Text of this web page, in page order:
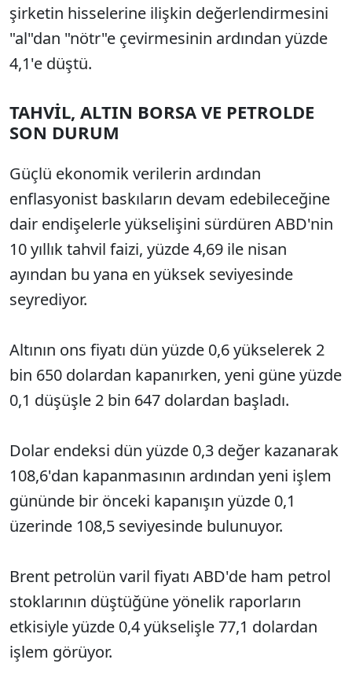
şirketin hisselerine ilişkin değerlendirmesini
"al"dan "nötr"e çevirmesinin ardından yüzde
4,1'e düştü.
TAHVİL, ALTIN BORSA VE PETROLDE
SON DURUM
Güçlü ekonomik verilerin ardından
enflasyonist baskıların devam edebileceğine
dair endişelerle yükselişini sürdüren ABD'nin
10 yıllık tahvil faizi, yüzde 4,69 ile nisan
ayından bu yana en yüksek seviyesinde
seyrediyor.
Altının ons fiyatı dün yüzde 0,6 yükselerek 2
bin 650 dolardan kapanırken, yeni güne yüzde
0,1 düşüşle 2 bin 647 dolardan başladı.
Dolar endeksi dün yüzde 0,3 değer kazanarak
108,6'dan kapanmasının ardından yeni işlem
gününde bir önceki kapanışın yüzde 0,1
üzerinde 108,5 seviyesinde bulunuyor.
Brent petrolün varil fiyatı ABD'de ham petrol
stoklarının düştüğüne yönelik raporların
etkisiyle yüzde 0,4 yükselişle 77,1 dolardan
işlem görüyor.